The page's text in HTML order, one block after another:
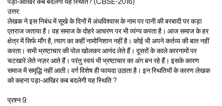
पड़ा-आखिर कब बदलेगी यह स्थिति? (CBSE-2016)
उत्तर:
लेखक ने इस निबंध में सूखे के दिनों में अंधविश्वास के नाम पर पानी की बरबादी पर कड़ा
एतराज जताया है। वह समाज के दोहरे आचरण पर भी व्यंग्य करता है। आज समाज के हर
क्षेत्र में सिर्फ माँग है, त्याग का कहीं नामोनिशान नहीं है। कोई भी अपने कर्तव्य की बात नहीं
करता। सभी भ्रष्टाचार की पोल खोलकर आनंद लेते हैं। दूसरों के काले कारनामों पर
चटखारे लेते नज़र आते हैं। परंतु स्वयं भी भ्रष्टाचार का अंग बन रहे हैं। इसके कारण
समाज में समृद्धि नहीं आती। वर्ग विशेष ही फायदा उठाता है। इन स्थितियों के कारण लेखक
को कहना पड़ा-आखिर कब बदलेगी यह स्थिति ?
प्रश्न 9.